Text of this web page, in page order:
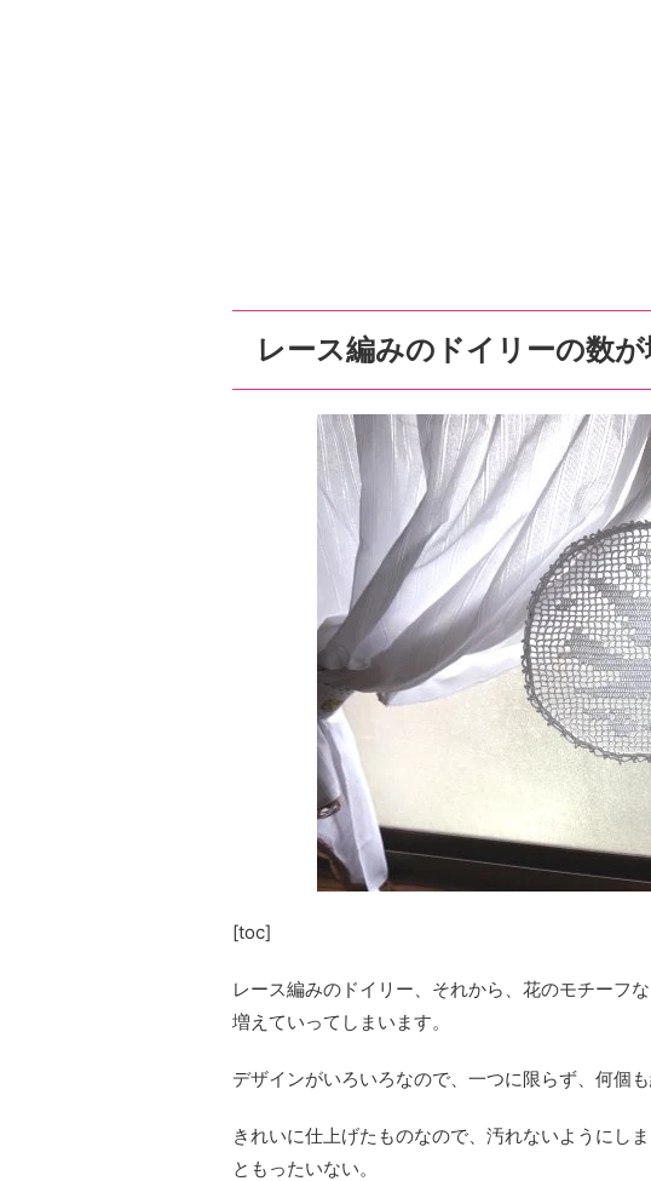
レース編みのドイリーの数
[toc]
レース編みのドイリー、それから、花のモチーフ
増えていってしまいます。
デザインがいろいろなので、一つに限らず、何個も
きれいに仕上げたものなので、汚れないようにし
ともったいない。